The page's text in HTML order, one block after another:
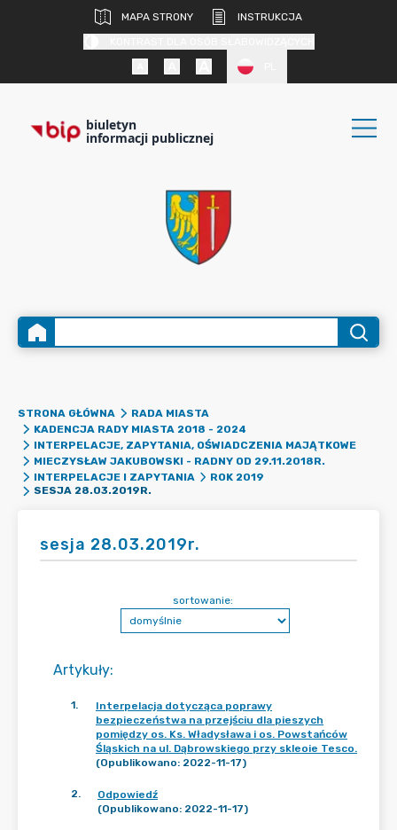
MAPA STRONY
INSTRUKCJA
biuletyn
informacji publicznej
STRONA GŁÓWNA
RADA MIASTA
KADENCJA RADY MIASTA 2018 - 2024
INTERPELACJE, ZAPYTANIA, OŚWIADCZENIA MAJĄTKOWE
MIECZYSŁAW JAKUBOWSKI - RADNY OD 29.11.2018R.
INTERPELACJE I ZAPYTANIA
ROK 2019
SESJA 28.03.2019R.
sesja 28.03.2019r.
Artykuły:
sortowanie:
1.
Interpelacja dotycząca poprawy
bezpieczeństwa na przejściu dla pieszych
pomiędzy os. Ks. Władysława i os. Powstańców
Śląskich na ul. Dąbrowskiego przy skleoie Tesco.
(Opublikowano: 2022-11-17)
2.
Odpowiedź
(Opublikowano: 2022-11-17)